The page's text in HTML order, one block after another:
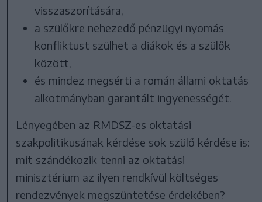
visszaszorítására,
a szülőkre nehezedő pénzügyi nyomás
konfliktust szülhet a diákok és a szülők
között,
és mindez megsérti a román állami oktatás
alkotmányban garantált ingyenességét.
Lényegében az RMDSZ-es oktatási
szakpolitikusának kérdése sok szülő kérdése is:
mit szándékozik tenni az oktatási
minisztérium az ilyen rendkívül költséges
rendezvények megszüntetése érdekében?